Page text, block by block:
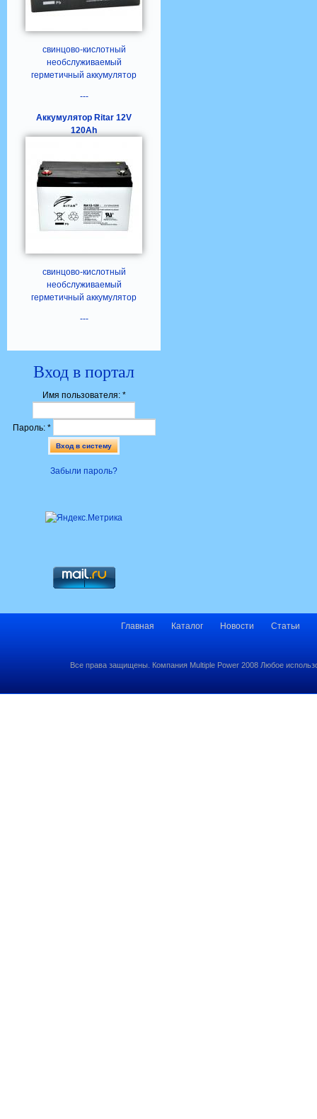
свинцово-кислотный
необслуживаемый
герметичный аккумулятор
---
Аккумулятор Ritar 12V
120Ah
свинцово-кислотный
необслуживаемый
герметичный аккумулятор
---
Вход в портал
Имя пользователя: *
Пароль: *
Забыли пароль?
Главная Каталог Новости Статьи
Все права защищены. Компания Multiple Power 2008 Любое